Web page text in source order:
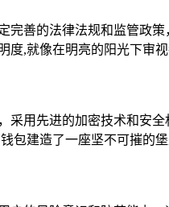
完善的法律法规和监管政
,就像在明亮的阳光下审视
采用先进的加密技术和安
包建造了一座坚不可摧的堡